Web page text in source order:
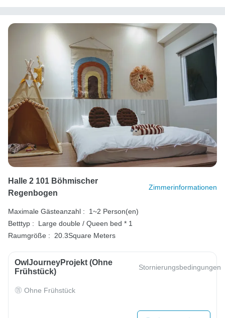
Halle 2 101 Böhmischer
Regenbogen
Zimmerinformationen
Maximale Gästeanzahl :
1~2 Person(en)
Betttyp :
Large double / Queen bed * 1
Raumgröße :
20.3Square Meters
OwlJourneyProjekt (ohne
Frühstück)
Stornierungsbedingungen
Ohne Frühstück